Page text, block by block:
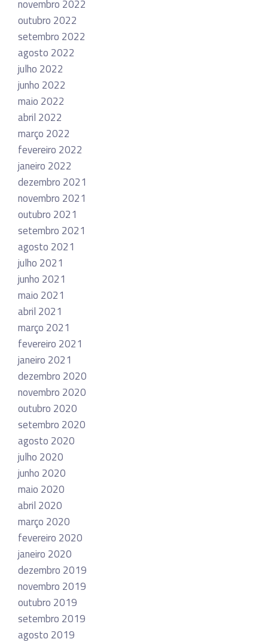
novembro 2022
outubro 2022
setembro 2022
agosto 2022
julho 2022
junho 2022
maio 2022
abril 2022
março 2022
fevereiro 2022
janeiro 2022
dezembro 2021
novembro 2021
outubro 2021
setembro 2021
agosto 2021
julho 2021
junho 2021
maio 2021
abril 2021
março 2021
fevereiro 2021
janeiro 2021
dezembro 2020
novembro 2020
outubro 2020
setembro 2020
agosto 2020
julho 2020
junho 2020
maio 2020
abril 2020
março 2020
fevereiro 2020
janeiro 2020
dezembro 2019
novembro 2019
outubro 2019
setembro 2019
agosto 2019